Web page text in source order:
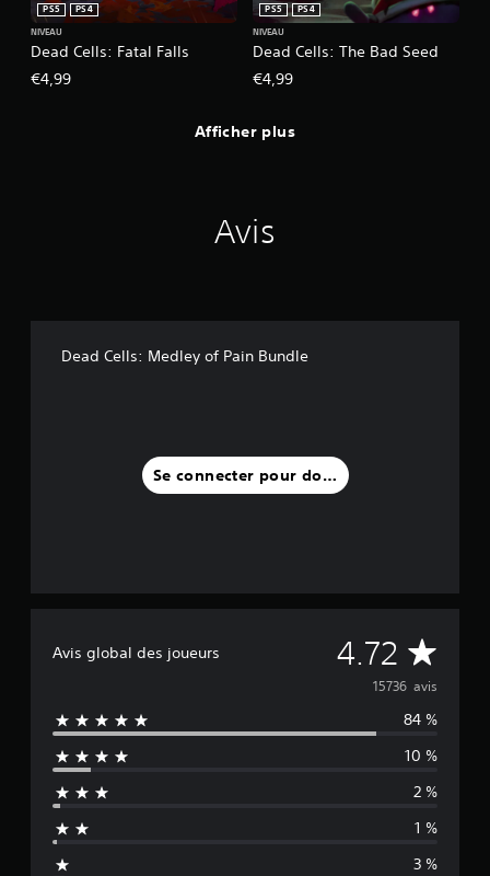
Dead Cells: Fatal Falls
PS5
PS4
NIVEAU
€4,99
Dead Cells: The Bad Seed
PS5
PS4
NIVEAU
€4,99
Afficher plus
Avis
Dead Cells: Medley of Pain Bundle
Se connecter pour donner un avis
Avis global des joueurs 4.72 M
o
y
e
n
n
15736 avis
84 %
10 %
2 %
1 %
3 %